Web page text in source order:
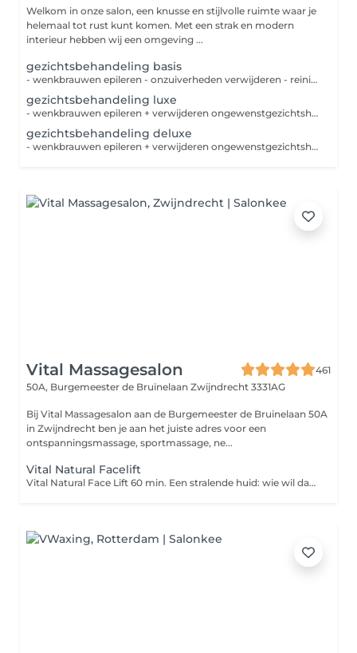
Welkom in onze salon, een knusse en stijlvolle ruimte waar je
helemaal tot rust kunt komen. Met een strak en modern
interieur hebben wij een omgeving ...
gezichtsbehandeling basis
- wenkbrauwen epileren - onzuiverheden verwijderen - reiniging - diepte reiniging - lycing - masker - massage - verzorgende dag-nachtcréme-serum
gezichtsbehandeling luxe
- wenkbrauwen epileren + verwijderen ongewenstgezichtshaar - wenkbrauwen verven - onzuiverheden verwijderen - reiniging - diepte reiniging - lycing - masker - massage - verzorgende dag-nachtcréme-serum
gezichtsbehandeling deluxe
- wenkbrauwen epileren + verwijderen ongewenstgezichtshaar - wimpers en wenkbrauwen worden geverfd - onzuiverheden verwijderen - reiniging - diepte reiniging - lycing - masker - massage - verzorgende dag-nachtcréme-serum
Vital Massagesalon
461
50A, Burgemeester de Bruïnelaan Zwijndrecht 3331AG
Bij Vital Massagesalon aan de Burgemeester de Bruinelaan 50A
in Zwijndrecht ben je aan het juiste adres voor een
ontspanningsmassage, sportmassage, ne...
Vital Natural Facelift
Vital Natural Face Lift 60 min. Een stralende huid: wie wil dat nu niet? Door een gezichtsbehandeling geef je jouw huid weer een boost en ziet jouw gelaat er weer verzorgd en gezond uit. Bij de gezichtsbehandeling wordt het gelaat grondig gereinigd, worden dode huidcellen verwijderd en geniet je van een heerlijke hoofdhuidmassage. Het resultaat van deze behandeling? Een stevigere huid, mooie kleur en een gezonde glans! Geniet van een uitgebreide massage van gezicht, decolleté, schouders en nek, inclusief rustgevende penseelmassage. Er wordt een peelingmasker met natuurlijke ingrediënten (frambozenzaad en bamboe) die de huid hydrateert, aangebracht met vitamine C-serum en wordt er afgesloten met een dagcrème voor een stralende huid. Bij Natural Face Lift van Vital Massagesalon krijgt u: Reinigingsmassage met dieptereiniging; Peeling; Relaxerende gezichtsbehandeling; Penseelmassage; Stralende huid Prijs €61,-